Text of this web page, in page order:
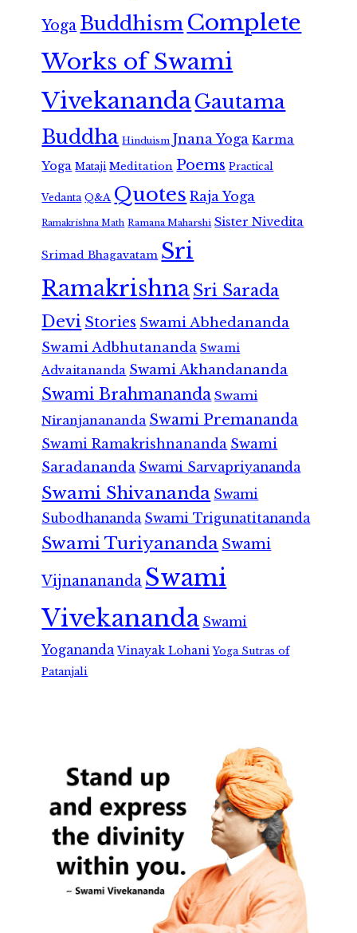
Yoga Buddhism Complete
Works of Swami
VivekanandaGautama
Buddha Hinduism Jnana Yoga Karma
Yoga Mataji Meditation Poems Practical
Vedanta Q&A Quotes Raja Yoga
Ramakrishna Math Ramana Maharshi Sister Nivedita
Srimad Bhagavatam Sri
RamakrishnaSri Sarada
Devi Stories Swami Abhedananda
Swami Adbhutananda Swami
Advaitananda Swami Akhandananda
Swami Brahmananda Swami
Niranjanananda Swami Premananda
Swami Ramakrishnananda Swami
Saradananda Swami Sarvapriyananda
Swami Shivananda Swami
Subodhananda Swami Trigunatitananda
Swami Turiyananda Swami
Vijnanananda Swami
Vivekananda Swami
Yogananda Vinayak Lohani Yoga Sutras of
Patanjali